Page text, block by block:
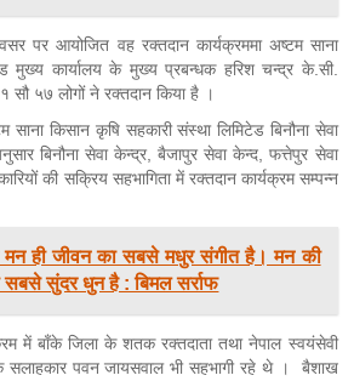
पर आयोजित वह रक्तदान कार्यक्रममा अष्टम साना
मुख्य कार्यालय के मुख्य प्रबन्धक हरिश चन्द्र के.सी.
५७ लोगों ने रक्तदान किया है ।
साना किसान कृषि सहकारी संस्था लिमिटेड बिनौना सेवा
बिनौना सेवा केन्द्र, बैजापुर सेवा केन्द, फत्तेपुर सेवा
की सक्रिय सहभागिता में रक्तदान कार्यक्रम सम्पन्न
मन ही जीवन का सबसे मधुर संगीत है। मन की
सबसे सुंदर धुन है : बिमल सर्राफ
में बाँके जिला के शतक रक्तदाता तथा नेपाल स्वयंसेवी
सलाहकार पवन जायसवाल भी सहभागी रहे थे । बैशाख